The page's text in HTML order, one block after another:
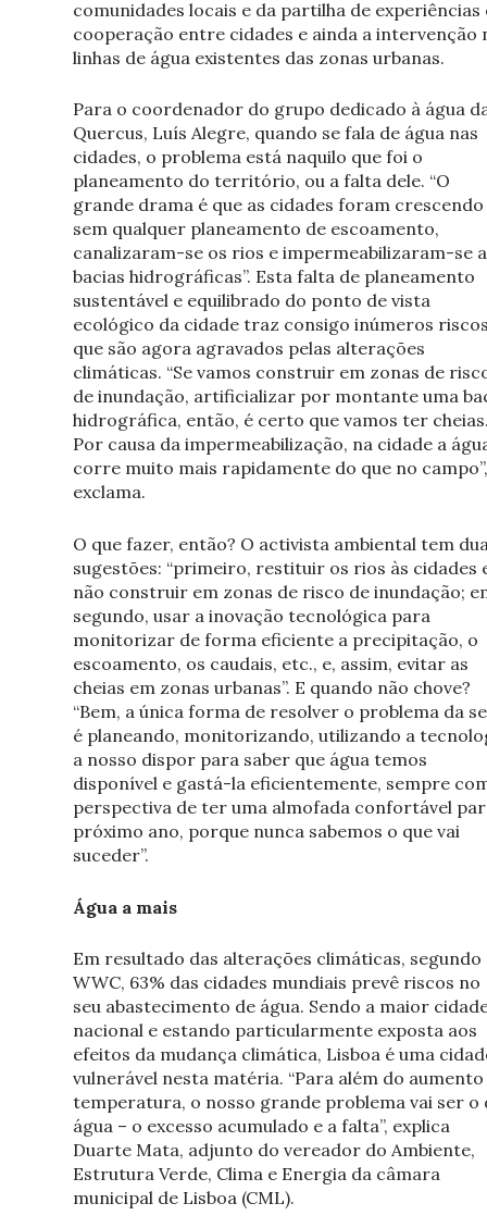
comunidades locais e da partilha de experiências
cooperação entre cidades e ainda a intervenção
linhas de água existentes das zonas urbanas.
Para o coordenador do grupo dedicado à água
Quercus, Luís Alegre, quando se fala de água nas
cidades, o problema está naquilo que foi o
planeamento do território, ou a falta dele. “O
grande drama é que as cidades foram crescendo
sem qualquer planeamento de escoamento,
canalizaram-se os rios e impermeabilizaram-se
bacias hidrográficas”. Esta falta de planeamento
sustentável e equilibrado do ponto de vista
ecológico da cidade traz consigo inúmeros
que são agora agravados pelas alterações
climáticas. “Se vamos construir em zonas de
de inundação, artificializar por montante uma
hidrográfica, então, é certo que vamos ter
Por causa da impermeabilização, na cidade a
corre muito mais rapidamente do que no campo”,
exclama.
O que fazer, então? O activista ambiental tem
sugestões: “primeiro, restituir os rios às cidades
não construir em zonas de risco de inundação;
segundo, usar a inovação tecnológica para
monitorizar de forma eficiente a precipitação, o
escoamento, os caudais, etc., e, assim, evitar as
cheias em zonas urbanas”. E quando não chove?
“Bem, a única forma de resolver o problema da
é planeando, monitorizando, utilizando a
a nosso dispor para saber que água temos
disponível e gastá-la eficientemente, sempre
perspectiva de ter uma almofada confortável
próximo ano, porque nunca sabemos o que vai
suceder”.
Água a mais
Em resultado das alterações climáticas, segundo
WWC, 63% das cidades mundiais prevê riscos no
seu abastecimento de água. Sendo a maior
nacional e estando particularmente exposta aos
efeitos da mudança climática, Lisboa é uma
vulnerável nesta matéria. “Para além do aumento
temperatura, o nosso grande problema vai ser o
água – o excesso acumulado e a falta”, explica
Duarte Mata, adjunto do vereador do Ambiente,
Estrutura Verde, Clima e Energia da câmara
municipal de Lisboa (CML).